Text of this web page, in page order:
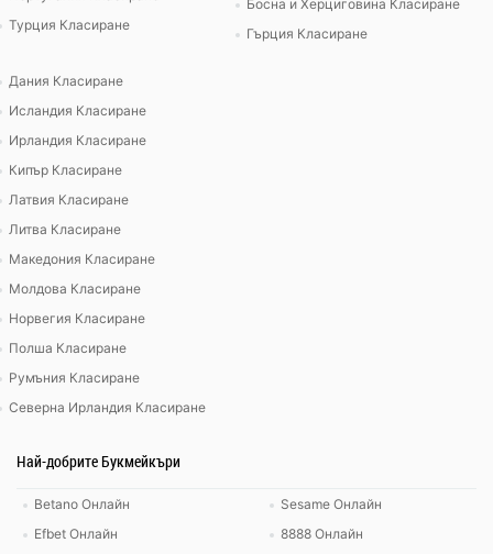
Турция Класиране
Босна и Херциговина Класиране
Гърция Класиране
Дания Класиране
Исландия Класиране
Ирландия Класиране
Кипър Класиране
Латвия Класиране
Литва Класиране
Македония Класиране
Молдова Класиране
Норвегия Класиране
Полша Класиране
Румъния Класиране
Северна Ирландия Класиране
Най-добрите Букмейкъри
Betano Онлайн
Efbet Онлайн
Sesame Онлайн
8888 Онлайн